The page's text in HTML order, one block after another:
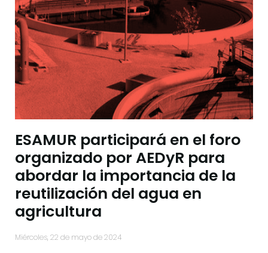
ESAMUR participará en el foro
organizado por AEDyR para
abordar la importancia de la
reutilización del agua en
agricultura
miércoles, 22 de mayo de 2024